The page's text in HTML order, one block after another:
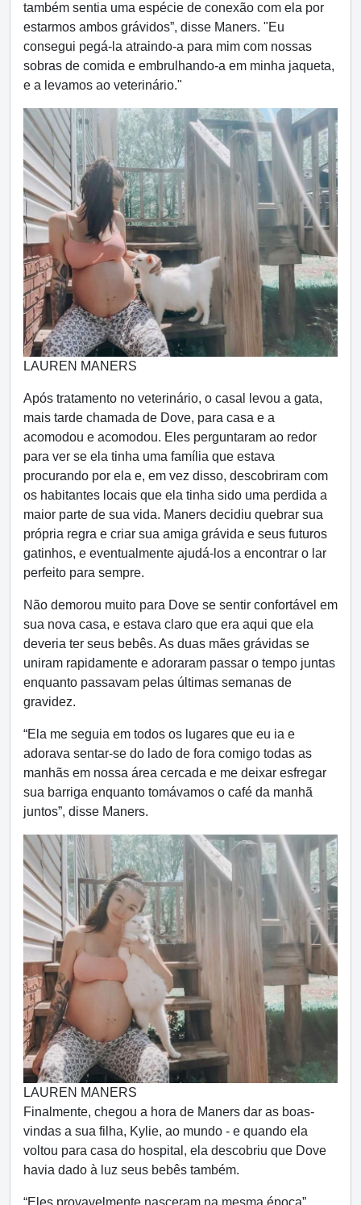
também sentia uma espécie de conexão com ela por
estarmos ambos grávidos”, disse Maners. "Eu
consegui pegá-la atraindo-a para mim com nossas
sobras de comida e embrulhando-a em minha jaqueta,
e a levamos ao veterinário."
LAUREN MANERS
Após tratamento no veterinário, o casal levou a gata,
mais tarde chamada de Dove, para casa e a
acomodou e acomodou. Eles perguntaram ao redor
para ver se ela tinha uma família que estava
procurando por ela e, em vez disso, descobriram com
os habitantes locais que ela tinha sido uma perdida a
maior parte de sua vida. Maners decidiu quebrar sua
própria regra e criar sua amiga grávida e seus futuros
gatinhos, e eventualmente ajudá-los a encontrar o lar
perfeito para sempre.
Não demorou muito para Dove se sentir confortável em
sua nova casa, e estava claro que era aqui que ela
deveria ter seus bebês. As duas mães grávidas se
uniram rapidamente e adoraram passar o tempo juntas
enquanto passavam pelas últimas semanas de
gravidez.
“Ela me seguia em todos os lugares que eu ia e
adorava sentar-se do lado de fora comigo todas as
manhãs em nossa área cercada e me deixar esfregar
sua barriga enquanto tomávamos o café da manhã
juntos”, disse Maners.
LAUREN MANERS
Finalmente, chegou a hora de Maners dar as boas-
vindas a sua filha, Kylie, ao mundo - e quando ela
voltou para casa do hospital, ela descobriu que Dove
havia dado à luz seus bebês também.
“Eles provavelmente nasceram na mesma época”,